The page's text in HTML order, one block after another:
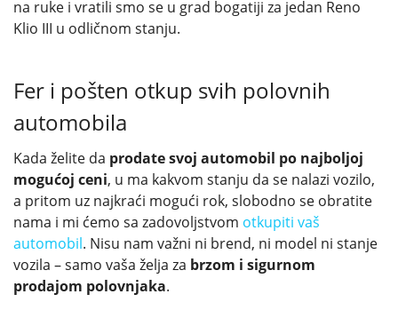
na ruke i vratili smo se u grad bogatiji za jedan Reno
Klio III u odličnom stanju.
Fer i pošten otkup svih polovnih
automobila
Kada želite da prodate svoj automobil po najboljoj
mogućoj ceni, u ma kakvom stanju da se nalazi vozilo,
a pritom uz najkraći mogući rok, slobodno se obratite
nama i mi ćemo sa zadovoljstvom otkupiti vaš
automobil. Nisu nam važni ni brend, ni model ni stanje
vozila – samo vaša želja za brzom i sigurnom
prodajom polovnjaka.